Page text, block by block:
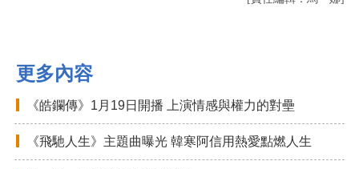
更多內容
《皓鑭傳》1月19日開播 上演情感與權力的對壘
《飛馳人生》主題曲曝光 韓寒阿信用熱愛點燃人生